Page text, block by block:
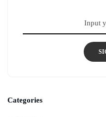
Categories